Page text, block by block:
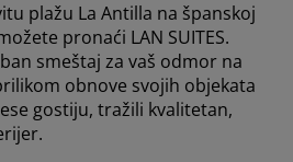
plažu La Antilla na španskoj
pronaći LAN SUITES.
smeštaj za vaš odmor na
obnove svojih objekata
gostiju, tražili kvalitetan,